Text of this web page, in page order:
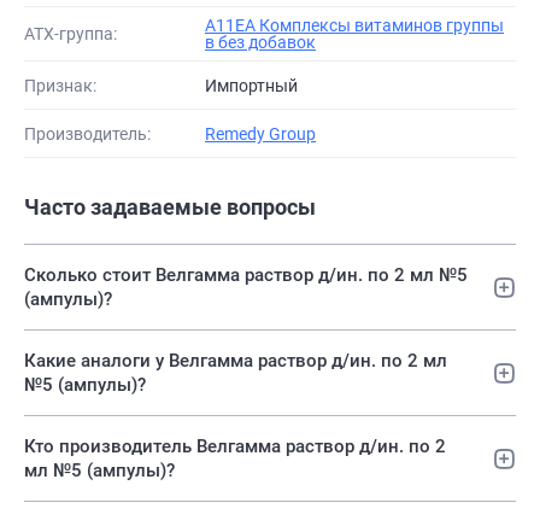
АТХ-группа:
A11EA Комплексы витаминов группы
в без добавок
Признак: Импортный
Производитель: Remedy Group
Часто задаваемые вопросы
Сколько стоит Велгамма раствор д/ин. по 2 мл №5
(ампулы)?
Какие аналоги у Велгамма раствор д/ин. по 2 мл
№5 (ампулы)?
Кто производитель Велгамма раствор д/ин. по 2
мл №5 (ампулы)?